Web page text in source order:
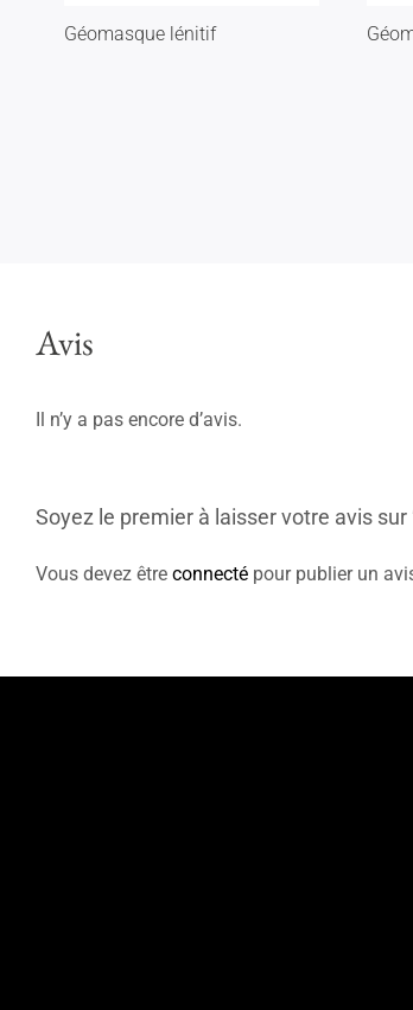
Géomasque lénitif
Avis
Il n’y a pas encore d’avis.
Soyez le premier à laisser votre avis sur
Vous devez être connectépour publier un